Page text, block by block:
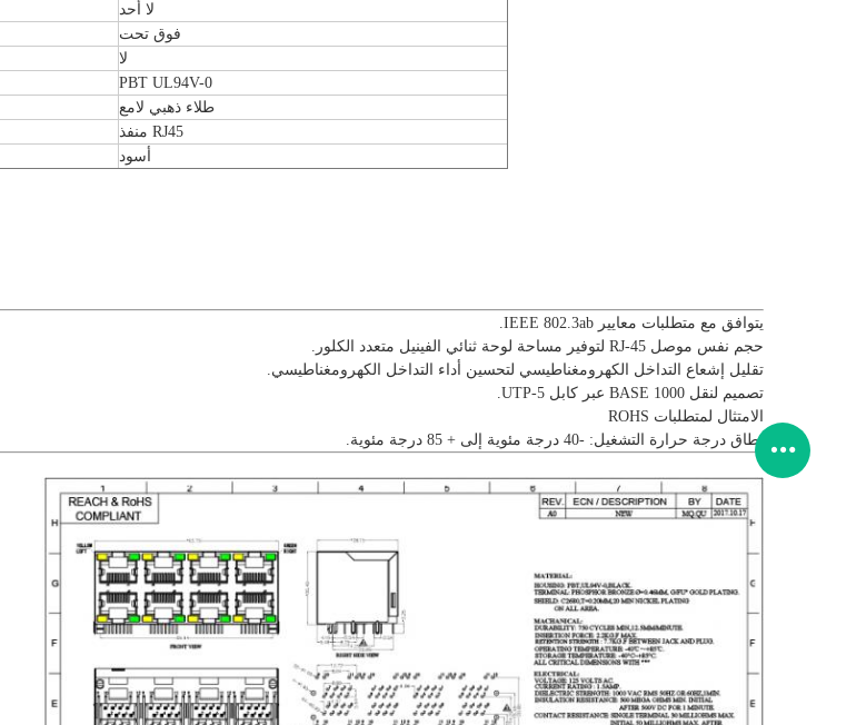
لا أحد
فوق تحت
لا
PBT UL94V-0
طلاء ذهبي لامع
منفذ RJ45
أسود
يتوافق مع متطلبات معايير IEEE 802.3ab.
حجم نفس موصل RJ-45 لتوفير مساحة لوحة ثنائي الفينيل متعدد الكلور.
تقليل إشعاع التداخل الكهرومغناطيسي لتحسين أداء التداخل الكهرومغناطيسي.
تصميم لنقل 1000 BASE عبر كابل UTP-5.
الامتثال لمتطلبات ROHS
نطاق درجة حرارة التشغيل: -40 درجة مئوية إلى + 85 درجة مئوية.